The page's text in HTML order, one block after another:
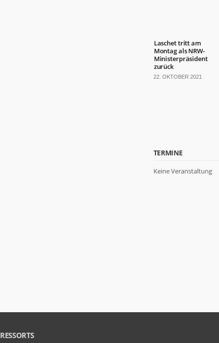
Laschet tritt am
Montag als NRW-
Ministerpräsident
zurück
22. OKTOBER 2021
TERMINE
Keine Veranstaltung
RESSORTS